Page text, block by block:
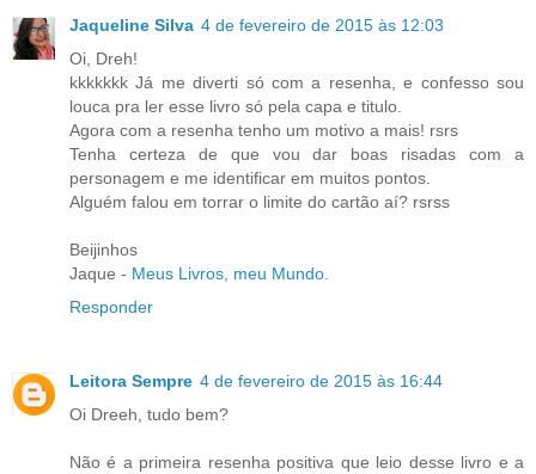
Jaqueline Silva 4 de fevereiro de 2015 às 12:03
Oi, Dreh!
kkkkkkk Já me diverti só com a resenha, e confesso sou
louca pra ler esse livro só pela capa e titulo.
Agora com a resenha tenho um motivo a mais! rsrs
Tenha certeza de que vou dar boas risadas com a
personagem e me identificar em muitos pontos.
Alguém falou em torrar o limite do cartão aí? rsrss
Beijinhos
Jaque - Meus Livros, meu Mundo.
Responder
Leitora Sempre 4 de fevereiro de 2015 às 16:44
Oi Dreeh, tudo bem?
Não é a primeira resenha positiva que leio desse livro e a